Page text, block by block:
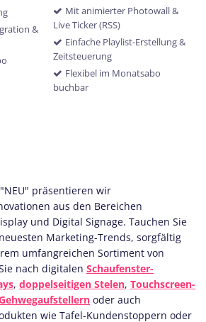
&
Mit animierter Photowall &
Live Ticker (RSS)
Einfache Playlist-Erstellung &
Zeitsteuerung
Flexibel im Monatsabo
buchbar
präsentieren wir
aus den Bereichen
und Digital Signage. Tauchen Sie
Marketing-Trends, sorgfältig
umfangreichen Sortiment von
nach digitalen Schaufenster-
, doppelseitigen Stelen, Touchscreen-
oder auch
wie Tafel-Kundenstoppern oder